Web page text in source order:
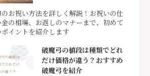
お祝い方法を詳しく解説！お祝いの仕
の相場、お返しのマナーまで、初めて
イントを紹介します
破魔弓の値段は種類でどれ
だけ価格が違う？おすすめ
破魔弓を紹介